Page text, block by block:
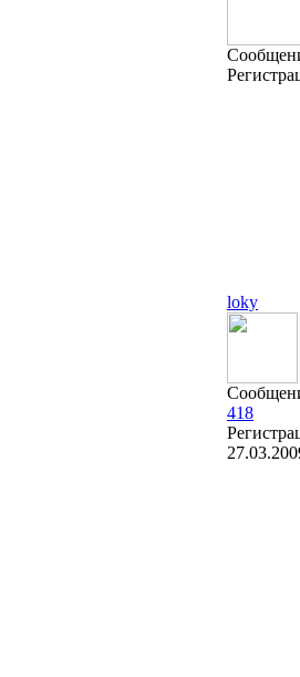
loky
418